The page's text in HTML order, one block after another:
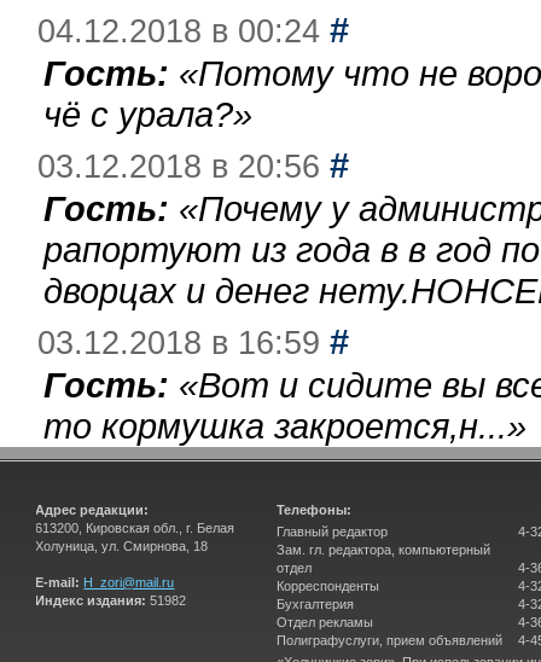
04.12.2018 в 00:24 #
Гость: «Потому что не
чё с урала?»
03.12.2018 в 20:56 #
Гость: «Почему у
рапортуют из года в в год
дворцах и денег
03.12.2018 в 16:59 #
Гость: «Вот и сидите вы
то кормушка закроется,н...»
Адрес редакции:
613200, Кировская обл., г. Белая
Холуница, ул. Смирнова, 18
E-mail: H_zori@mail.ru
Индекс издания: 51982
Телефоны:
Главный редактор
Зам. гл. редактора, компьютерный
отдел
Корреспонденты
Бухгалтерия
Отдел рекламы
Полиграфуслуги, прием объявлений
4-
4-
4-
4-
4-
4-